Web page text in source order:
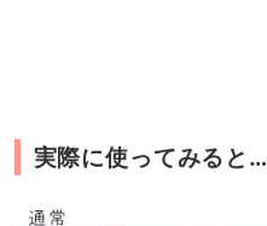
実際に使ってみると…